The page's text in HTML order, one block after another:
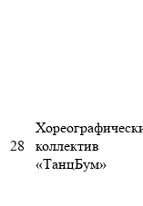
28
коллектив
«ТанцБум»